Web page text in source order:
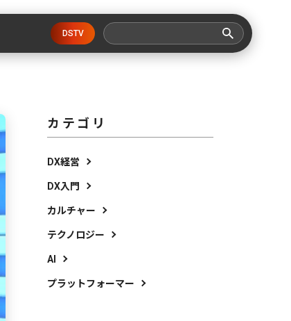
DSTV
カテゴリ
DX経営
DX入門
カルチャー
テクノロジー
AI
プラットフォーマー